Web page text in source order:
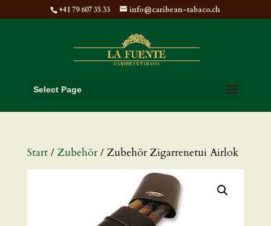
+41 79 607 35 33 info@caribean-tabaco.ch
Select Page
Start/ Zubehör/ Zubehör Zigarrenetui Airlok